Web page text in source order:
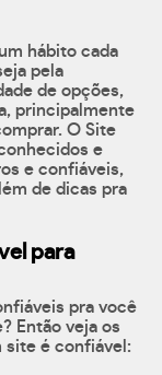
hábito cada
pela
de opções,
principalmente
O Site
e
e confiáveis,
de dicas pra
para
pra você
Então veja os
site é confiável: